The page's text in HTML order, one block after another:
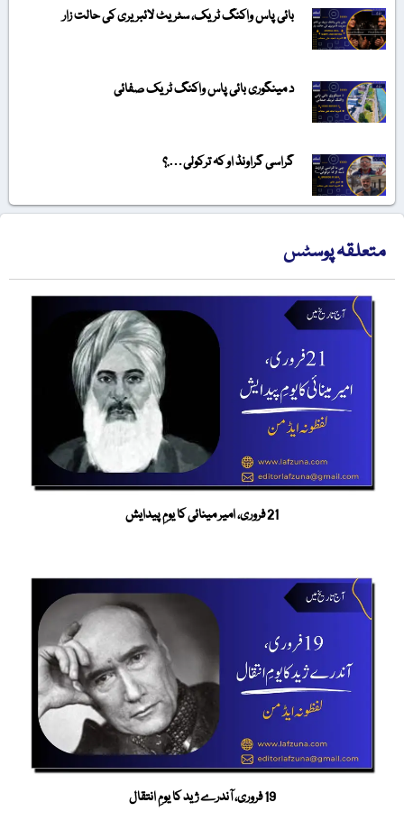
بائی پاس واکنگ ٹریک، سٹریٹ لائبریری کی حالت زار
د مینگوری بائی پاس واکنگ ٹریک صفائی
گراسی گراونڈ او کہ ترکولی….؟
متعلقہ پوسٹس
21 فروری، امیر مینائی کا یومِ پیدایش
19 فروری، آندرے ژید کا یومِ انتقال